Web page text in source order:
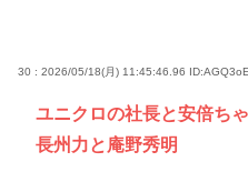
30 : 2026/05/18(月) 11:45:46.96
ユニクロの社長と安倍ち
長州力と庵野秀明